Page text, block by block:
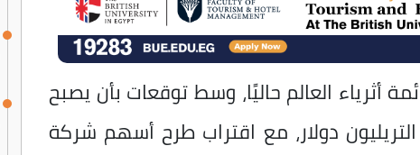
أثرياء العالم حاليًا، وسط توقعات بأن يصبح
دولار، مع اقتراب طرح أسهم شركة